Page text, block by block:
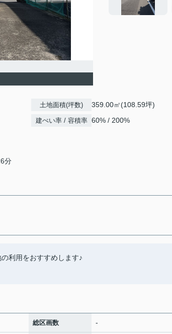
分
土地面積(坪数) 359.00㎡(108.59坪)
建ぺい率 / 容積率 60% / 200%
利用をおすすめします♪
総区画数 -